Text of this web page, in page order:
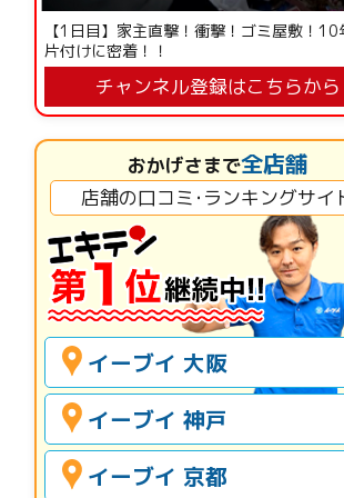
【1日目】家主直撃！衝撃！ゴミ屋敷！10
片付けに密着！！
チャンネル登録はこちらから
おかげさまで全店舗
店舗の口コミ･ランキングサイ
イーブイ 大阪
イーブイ 神戸
イーブイ 京都